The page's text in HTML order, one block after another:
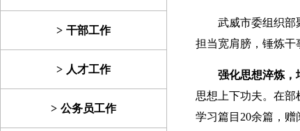
干部工作
人才工作
公务员工作
武威市委组织部
担当宽肩膀，锤炼干
强化思想淬炼，
思想上下功夫。在
学习篇目20余篇，